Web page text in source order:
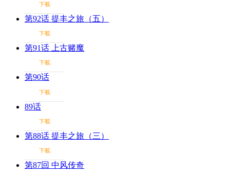
下載
第92话 提丰之旅（五）
下載
第91话 上古赌魔
下載
第90话
下載
89话
下載
第88话 提丰之旅（三）
下載
第87回 中风传奇